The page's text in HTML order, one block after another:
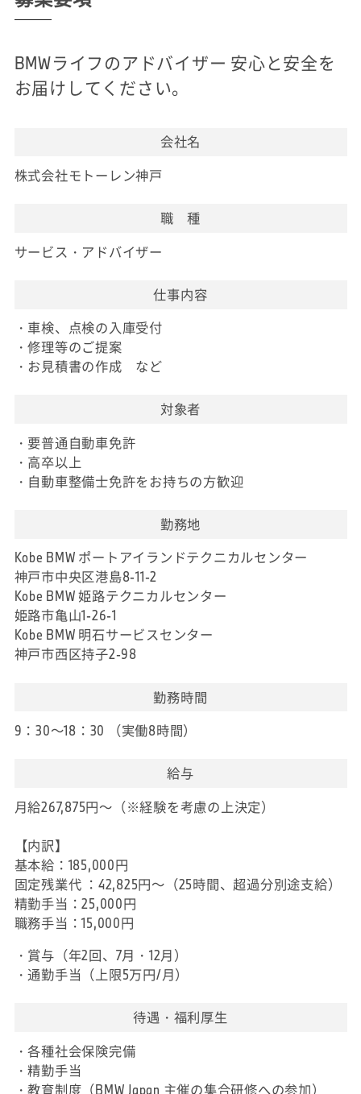
BMWライフのアドバイザー 安心と安全を
お届けしてください。
会社名
株式会社モトーレン神戸
職 種
サービス・アドバイザー
仕事内容
・車検、点検の入庫受付
・修理等のご提案
・お見積書の作成 など
対象者
・要普通自動車免許
・高卒以上
・自動車整備士免許をお持ちの方歓迎
勤務地
Kobe BMW ポートアイランドテクニカルセンター
神戸市中央区港島8-11-2
Kobe BMW 姫路テクニカルセンター
姫路市亀山1-26-1
Kobe BMW 明石サービスセンター
神戸市西区持子2-98
勤務時間
9：30～18：30 （実働8時間）
給与
月給267,875円～（※経験を考慮の上決定）
【内訳】
基本給：185,000円
固定残業代 ：42,825円～（25時間、超過分別途支給）
精勤手当：25,000円
職務手当：15,000円
・賞与（年2回、7月・12月）
・通勤手当（上限5万円/月）
待遇・福利厚生
・各種社会保険完備
・精勤手当
・教育制度（BMW Japan 主催の集合研修への参加）